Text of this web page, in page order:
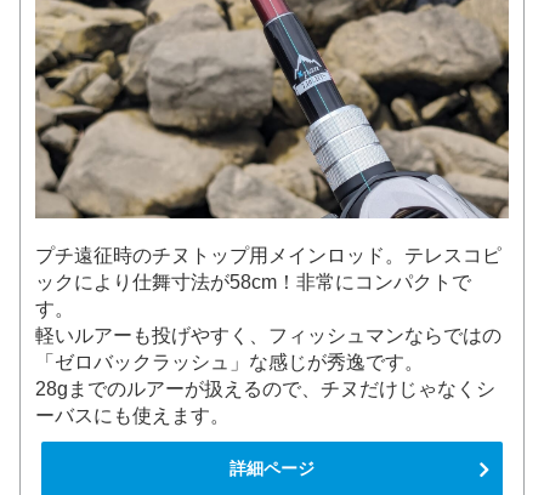
プチ遠征時のチヌトップ用メインロッド。テレスコピ
ックにより仕舞寸法が58cm！非常にコンパクトで
す。
軽いルアーも投げやすく、フィッシュマンならではの
「ゼロバックラッシュ」な感じが秀逸です。
28gまでのルアーが扱えるので、チヌだけじゃなくシ
ーバスにも使えます。
詳細ページ